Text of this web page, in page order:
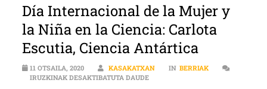
Día Internacional de la Mujer y
la Niña en la Ciencia: Carlota
Escutia, Ciencia Antártica
11 OTSAILA, 2020 KASAKATXAN IN BERRIAK
IRUZKINAK DESAKTIBATUTA DAUDEDÍA INTERNACIONAL DE LA MUJER